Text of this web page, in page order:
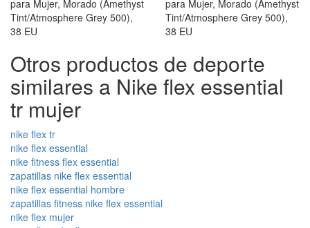
Otros productos de deporte
similares a Nike flex essential
tr mujer
nike flex tr
nike flex essential
nike fitness flex essential
zapatillas nike flex essential
nike flex essential hombre
zapatillas fitness nike flex essential
nike flex mujer